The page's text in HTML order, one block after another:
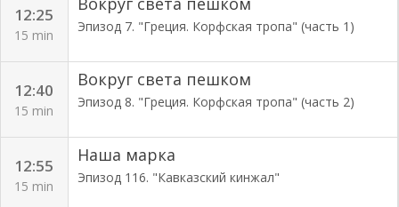
12:25
15 min
Эпизод 7. "Греция. Корфская тропа" (часть 1)
12:40
15 min
Вокруг света пешком
Эпизод 8. "Греция. Корфская тропа" (часть 2)
12:55
15 min
Наша марка
Эпизод 116. "Кавказский кинжал"